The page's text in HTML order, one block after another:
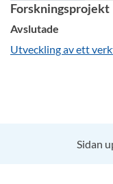
Forskningsprojekt
Avslutade
Utveckling av ett
Sidan